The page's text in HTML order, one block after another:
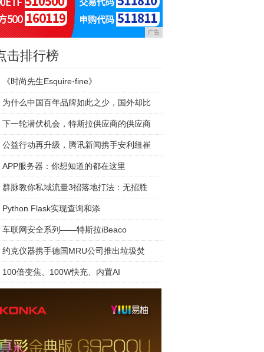
广告
击排行榜
《时尚先生Esquire·fine》
为什么中国百年品牌如此之少，国外却比
下一轮潜伏机会，特斯拉供应商的供应商
公益行动再升级，腾讯新闻携手安利纽崔
APP服务器：你想知道的都在这里
群脉教你私域流量3招落地打法：无招胜
Python Flask实现查询和添
车联网安全系列——特斯拉iBeaco
约克仪器携手德国MRU公司推出垃圾焚
100倍变焦、100W快充、内置AI